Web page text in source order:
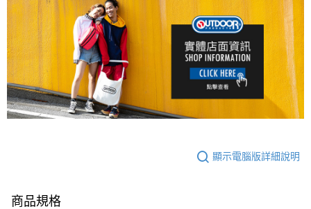
顯示電腦版詳細說明
商品規格